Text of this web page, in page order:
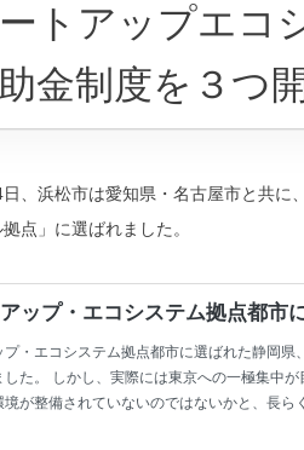
トアップエコ
金制度を３つ
、浜松市は愛知県・名古屋市と共に
拠点」に選ばれました。